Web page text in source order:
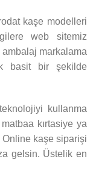
kaşe modelleri
web sitemiz
markalama
basit bir şekilde
kullanma
kırtasiye ya
kaşe siparişi
gelsin. Üstelik en